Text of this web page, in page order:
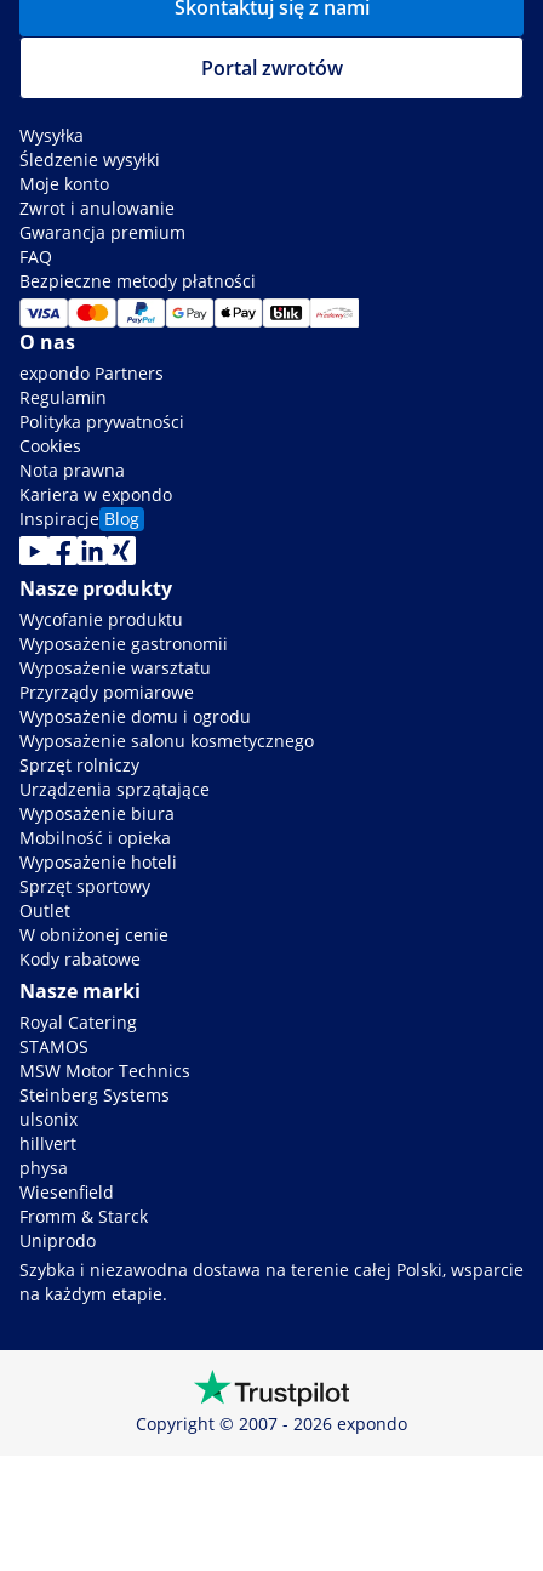
Skontaktuj się z nami
Portal zwrotów
Wysyłka
Śledzenie wysyłki
Moje konto
Zwrot i anulowanie
Gwarancja premium
FAQ
Bezpieczne metody płatności
O nas
expondo Partners
Regulamin
Polityka prywatności
Cookies
Nota prawna
Kariera w expondo
Inspiracje Blog
Nasze produkty
Wycofanie produktu
Wyposażenie gastronomii
Wyposażenie warsztatu
Przyrządy pomiarowe
Wyposażenie domu i ogrodu
Wyposażenie salonu kosmetycznego
Sprzęt rolniczy
Urządzenia sprzątające
Wyposażenie biura
Mobilność i opieka
Wyposażenie hoteli
Sprzęt sportowy
Outlet
W obniżonej cenie
Kody rabatowe
Nasze marki
Royal Catering
STAMOS
MSW Motor Technics
Steinberg Systems
ulsonix
hillvert
physa
Wiesenfield
Fromm & Starck
Uniprodo
Szybka i niezawodna dostawa na terenie całej Polski, wsparcie
na każdym etapie.
Copyright © 2007 - 2026 expondo